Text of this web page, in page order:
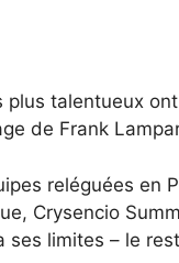
talentueux
de Frank
reléguées
Crysencio
limites – le